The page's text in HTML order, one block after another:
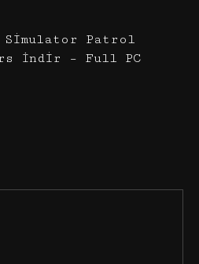
Simulator Patrol
İndir – Full PC